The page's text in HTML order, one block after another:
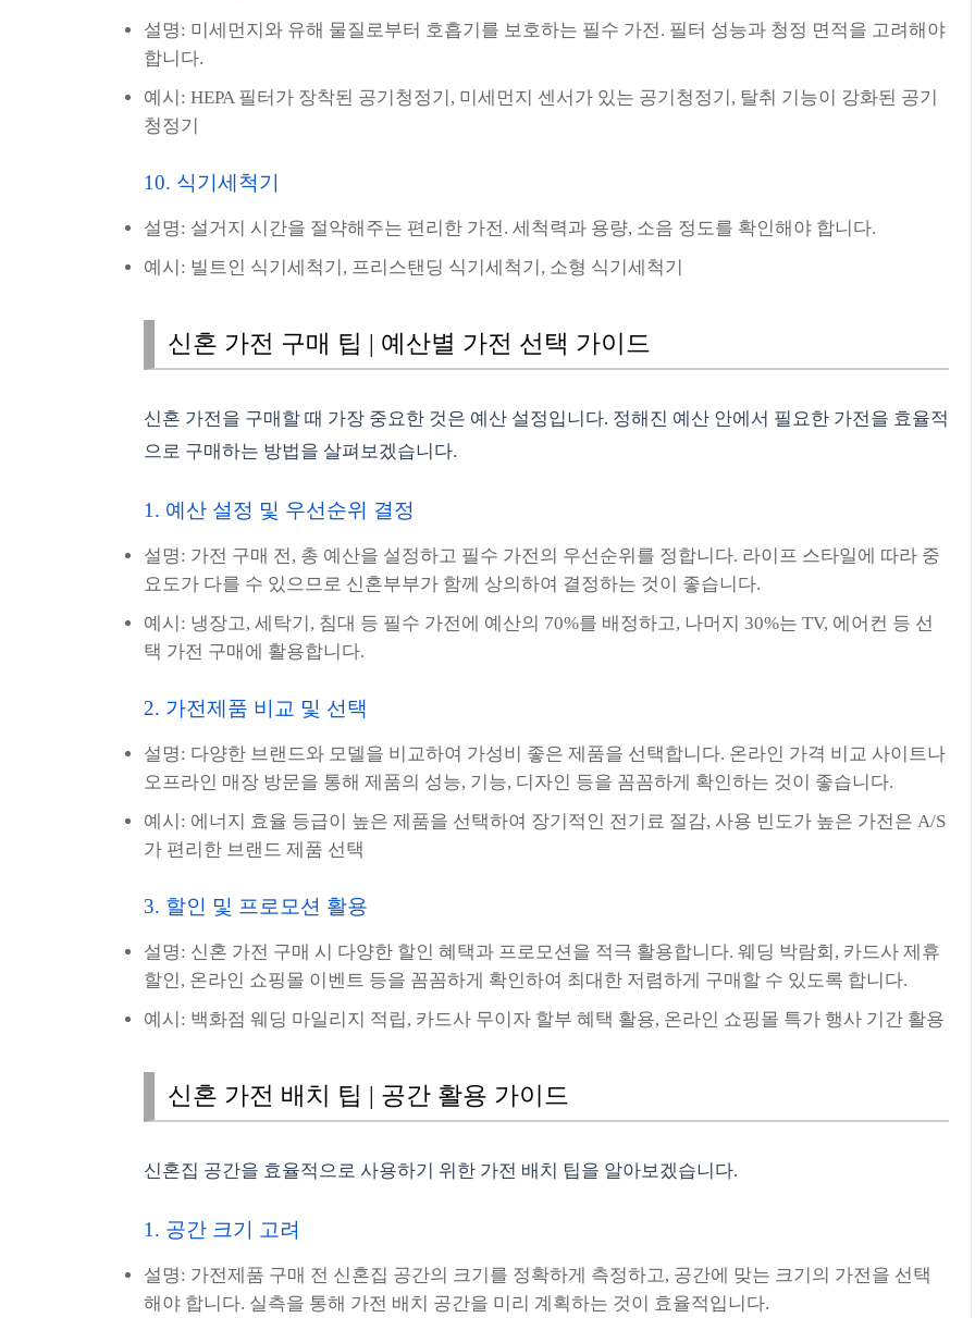
설명: 미세먼지와 유해 물질로부터 호흡기를 보호하는 필수 가전. 필터 성능과 청정 면적을 고려해야
합니다.
예시: HEPA 필터가 장착된 공기청정기, 미세먼지 센서가 있는 공기청정기, 탈취 기능이 강화된 공기
청정기
10. 식기세척기
설명: 설거지 시간을 절약해주는 편리한 가전. 세척력과 용량, 소음 정도를 확인해야 합니다.
예시: 빌트인 식기세척기, 프리스탠딩 식기세척기, 소형 식기세척기
신혼 가전 구매 팁 | 예산별 가전 선택 가이드
신혼 가전을 구매할 때 가장 중요한 것은 예산 설정입니다. 정해진 예산 안에서 필요한 가전을 효율적
으로 구매하는 방법을 살펴보겠습니다.
1. 예산 설정 및 우선순위 결정
설명: 가전 구매 전, 총 예산을 설정하고 필수 가전의 우선순위를 정합니다. 라이프 스타일에 따라 중
요도가 다를 수 있으므로 신혼부부가 함께 상의하여 결정하는 것이 좋습니다.
예시: 냉장고, 세탁기, 침대 등 필수 가전에 예산의 70%를 배정하고, 나머지 30%는 TV, 에어컨 등 선
택 가전 구매에 활용합니다.
2. 가전제품 비교 및 선택
설명: 다양한 브랜드와 모델을 비교하여 가성비 좋은 제품을 선택합니다. 온라인 가격 비교 사이트나
오프라인 매장 방문을 통해 제품의 성능, 기능, 디자인 등을 꼼꼼하게 확인하는 것이 좋습니다.
예시: 에너지 효율 등급이 높은 제품을 선택하여 장기적인 전기료 절감, 사용 빈도가 높은 가전은 A/S
가 편리한 브랜드 제품 선택
3. 할인 및 프로모션 활용
설명: 신혼 가전 구매 시 다양한 할인 혜택과 프로모션을 적극 활용합니다. 웨딩 박람회, 카드사 제휴
할인, 온라인 쇼핑몰 이벤트 등을 꼼꼼하게 확인하여 최대한 저렴하게 구매할 수 있도록 합니다.
예시: 백화점 웨딩 마일리지 적립, 카드사 무이자 할부 혜택 활용, 온라인 쇼핑몰 특가 행사 기간 활용
신혼 가전 배치 팁 | 공간 활용 가이드
신혼집 공간을 효율적으로 사용하기 위한 가전 배치 팁을 알아보겠습니다.
1. 공간 크기 고려
설명: 가전제품 구매 전 신혼집 공간의 크기를 정확하게 측정하고, 공간에 맞는 크기의 가전을 선택
해야 합니다. 실측을 통해 가전 배치 공간을 미리 계획하는 것이 효율적입니다.